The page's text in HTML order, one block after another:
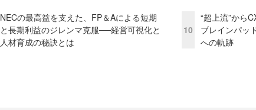
NECの最高益を支えた、FP＆Aによる短期
と長期利益のジレンマ克服──経営可視化と
人材育成の秘訣とは
10
“超上流”から
ブレインパッ
への軌跡